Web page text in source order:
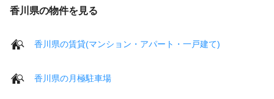
香川県の物件を見る
香川県の賃貸(マンション・アパート・一戸建て)
香川県の月極駐車場